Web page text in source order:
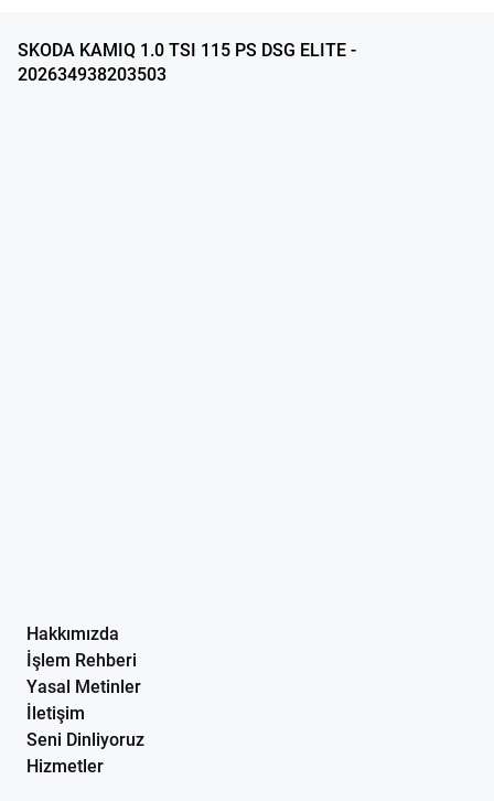
SKODA KAMIQ 1.0 TSI 115 PS DSG ELITE -
202634938203503
Hakkımızda
İşlem Rehberi
Yasal Metinler
İletişim
Seni Dinliyoruz
Hizmetler